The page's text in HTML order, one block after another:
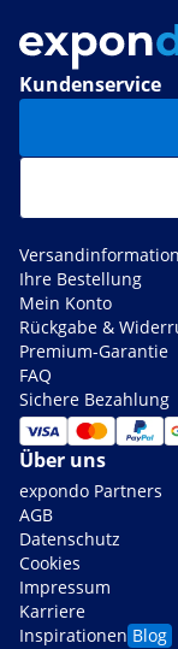
Kundenservice
Ihre Bestellung
Mein Konto
Rückgabe &
Premium-Garantie
FAQ
Sichere Bezahlung
Über uns
expondo Partners
AGB
Datenschutz
Cookies
Impressum
Karriere
Inspirationen Blog